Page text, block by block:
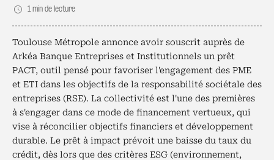
1 min de lecture
Toulouse Métropole annonce avoir souscrit auprès de
Arkéa Banque Entreprises et Institutionnels un prêt
PACT, outil pensé pour favoriser l'engagement des PME
et ETI dans les objectifs de la responsabilité sociétale des
entreprises (RSE). La collectivité est l'une des premières
à s'engager dans ce mode de financement vertueux, qui
vise à réconcilier objectifs financiers et développement
durable. Le prêt à impact prévoit une baisse du taux du
crédit, dès lors que des critères ESG (environnement,